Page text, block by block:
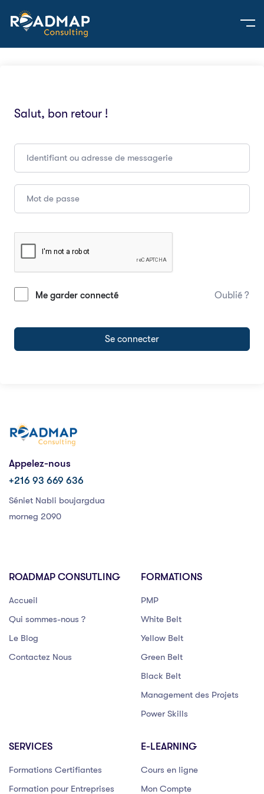
Salut, bon retour !
Me garder connecté Oublié ?
Se connecter
Appelez-nous
+216 93 669 636
Séniet Nabli boujargdua
morneg 2090
ROADMAP CONSUTLING
Accueil
Qui sommes-nous ?
Le Blog
Contactez Nous
FORMATIONS
PMP
White Belt
Yellow Belt
Green Belt
Black Belt
Management des Projets
Power Skills
SERVICES
Formations Certifiantes
Formation pour Entreprises
E-LEARNING
Cours en ligne
Mon Compte